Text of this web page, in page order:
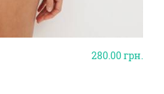
280.00грн.